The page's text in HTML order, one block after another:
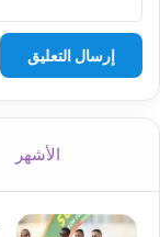
الأشهر